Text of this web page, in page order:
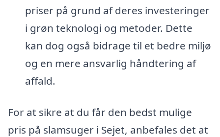
priser på grund af deres investeringer
i grøn teknologi og metoder. Dette
kan dog også bidrage til et bedre miljø
og en mere ansvarlig håndtering af
affald.
For at sikre at du får den bedst mulige
pris på slamsuger i Sejet, anbefales det at